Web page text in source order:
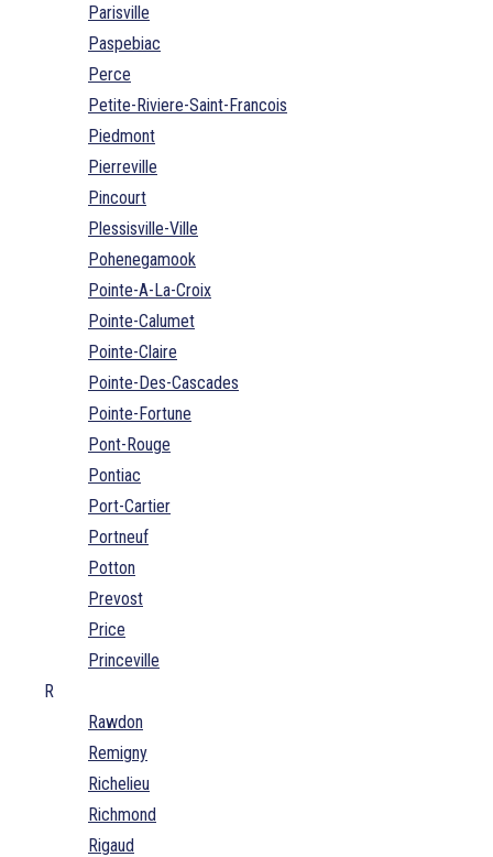
Parisville
Paspebiac
Perce
Petite-Riviere-Saint-Francois
Piedmont
Pierreville
Pincourt
Plessisville-Ville
Pohenegamook
Pointe-A-La-Croix
Pointe-Calumet
Pointe-Claire
Pointe-Des-Cascades
Pointe-Fortune
Pont-Rouge
Pontiac
Port-Cartier
Portneuf
Potton
Prevost
Price
Princeville
R
Rawdon
Remigny
Richelieu
Richmond
Rigaud